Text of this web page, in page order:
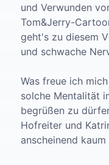
und Verwunden
Tom&Jerry-
geht's zu diesem
und schwache
Was freue ich
solche Mentalität
begrüßen zu
Hofreiter und
anscheinend